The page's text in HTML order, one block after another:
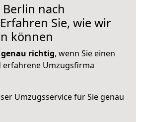
nach
Sie, wie wir
können
genau richtig, wenn Sie einen
erfahrene Umzugsfirma
Umzugsservice für Sie genau